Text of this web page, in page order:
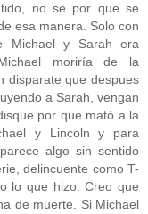
no se por que se
esa manera. Solo con
Michael y Sarah era
moriría de la
disparate que despues
a Sarah, vengan
por que mató a la
y Lincoln y para
algo sin sentido
delincuente como T-
lo que hizo. Creo que
de muerte. Si Michael